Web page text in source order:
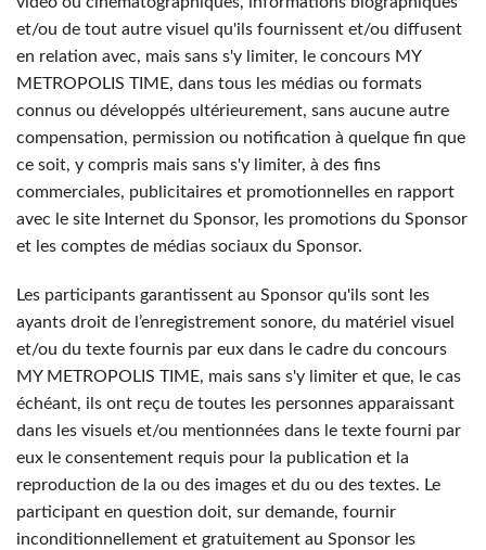
et/ou de tout autre visuel qu'ils fournissent et/ou diffusent
en relation avec, mais sans s'y limiter, le concours MY
METROPOLIS TIME, dans tous les médias ou formats
connus ou développés ultérieurement, sans aucune autre
compensation, permission ou notification à quelque fin que
ce soit, y compris mais sans s'y limiter, à des fins
commerciales, publicitaires et promotionnelles en rapport
avec le site Internet du Sponsor, les promotions du Sponsor
et les comptes de médias sociaux du Sponsor.
Les participants garantissent au Sponsor qu'ils sont les
ayants droit de l’enregistrement sonore, du matériel visuel
et/ou du texte fournis par eux dans le cadre du concours
MY METROPOLIS TIME, mais sans s'y limiter et que, le cas
échéant, ils ont reçu de toutes les personnes apparaissant
dans les visuels et/ou mentionnées dans le texte fourni par
eux le consentement requis pour la publication et la
reproduction de la ou des images et du ou des textes. Le
participant en question doit, sur demande, fournir
inconditionnellement et gratuitement au Sponsor les